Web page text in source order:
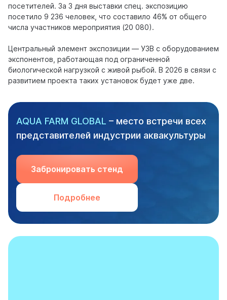
посетителей. За 3 дня выставки спец. экспозицию
посетило 9 236 человек, что составило 46% от общего
числа участников мероприятия (20 080).
Центральный элемент экспозиции — УЗВ с оборудованием
экспонентов, работающая под ограниченной
биологической нагрузкой с живой рыбой. В 2026 в связи с
развитием проекта таких установок будет уже две.
AQUA FARM GLOBAL – место встречи всех
представителей индустрии аквакультуры
Забронировать стенд
Подробнее